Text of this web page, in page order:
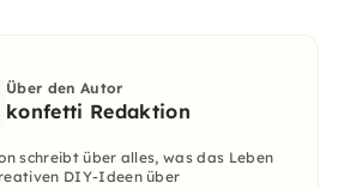
Über den Autor
konfetti Redaktion
schreibt über alles, was das Leben
DIY-Ideen über